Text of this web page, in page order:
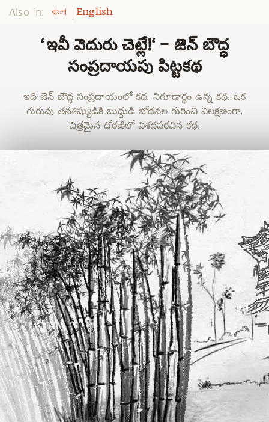
Also in: বাংলা English
‘ఇవీ వెదురు చెట్లే!‘ – జెన్ బౌద్ధ
సంప్రదాయపు పిట్టకథ
ఇది జెన్ బౌద్ధ సంప్రదాయంలో కథ. నిగూఢార్థం ఉన్న కథ. ఒక
గురువు తనశిష్యుడికి బుద్ధుడి బోధనల గురించి విలక్షణంగా,
చిత్రమైన ధోరణిలో విశదపరచిన కథ.